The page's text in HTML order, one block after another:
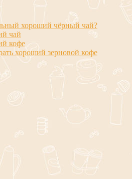
хороший чёрный чай?
чай
кофе
хороший зерновой кофе